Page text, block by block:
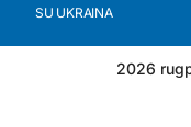
SU UKRAINA
2026